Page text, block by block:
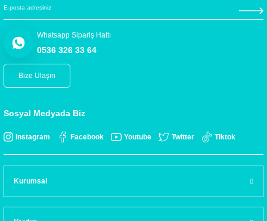
Whatsapp Sipariş Hattı
0536 326 33 64
Bize Ulaşın
Sosyal Medyada Biz
Instagram Facebook Youtube Twitter Tiktok
Kurumsal